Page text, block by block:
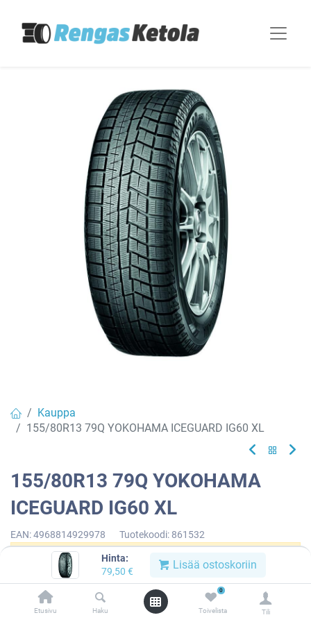
Hinta:
79,50 € Lisää ostoskoriin
Etusivu Haku
0
Toivelista Tili
Kauppa
155/80R13 79Q YOKOHAMA ICEGUARD IG60 XL
155/80R13 79Q YOKOHAMA
ICEGUARD IG60 XL
EAN:4968814929978 Tuotekoodi: 861532
Tällä tuotteella ei ole kelvollista yhdistelmää.
YOKOHAMA